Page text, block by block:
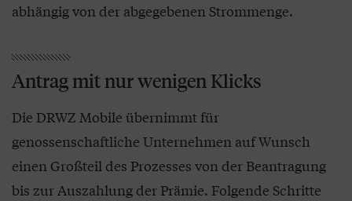
abhängig von der abgegebenen Strommenge.
Antrag mit nur wenigen Klicks
Die DRWZ Mobile übernimmt für
genossenschaftliche Unternehmen auf Wunsch
einen Großteil des Prozesses von der Beantragung
bis zur Auszahlung der Prämie. Folgende Schritte